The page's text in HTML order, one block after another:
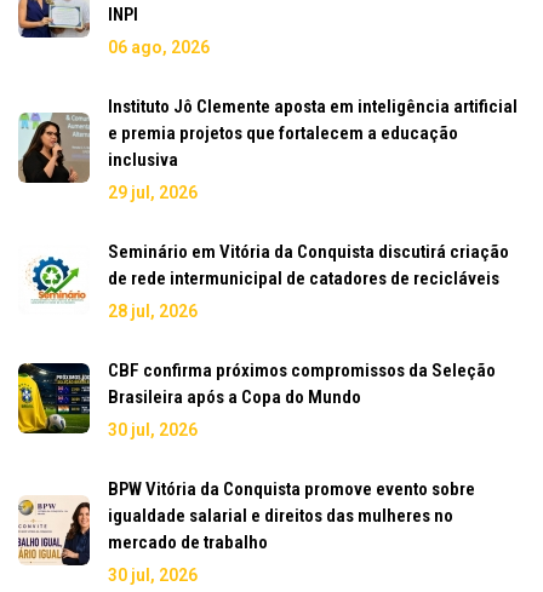
INPI
06 ago, 2026
Instituto Jô Clemente aposta em inteligência artificial
e premia projetos que fortalecem a educação
inclusiva
29 jul, 2026
Seminário em Vitória da Conquista discutirá criação
de rede intermunicipal de catadores de recicláveis
28 jul, 2026
CBF confirma próximos compromissos da Seleção
Brasileira após a Copa do Mundo
30 jul, 2026
BPW Vitória da Conquista promove evento sobre
igualdade salarial e direitos das mulheres no
mercado de trabalho
30 jul, 2026